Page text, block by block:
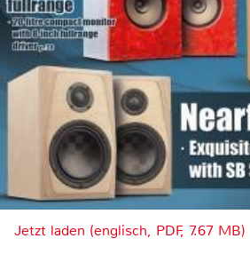
Jetzt laden (englisch, PDF, 7.67 MB)